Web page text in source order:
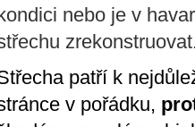
nebo je v
patří k
v pořádku,